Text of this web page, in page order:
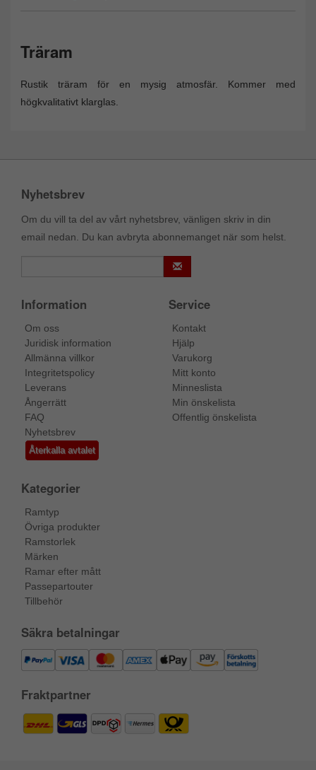
Träram
Rustik träram för en mysig atmosfär. Kommer med
högkvalitativt klarglas.
Nyhetsbrev
Om du vill ta del av vårt nyhetsbrev, vänligen skriv in din
email nedan. Du kan avbryta abonnemanget när som helst.
Information
Om oss
Juridisk information
Allmänna villkor
Integritetspolicy
Leverans
Ångerrätt
FAQ
Nyhetsbrev
Återkalla avtalet
Service
Kontakt
Hjälp
Varukorg
Mitt konto
Minneslista
Min önskelista
Offentlig önskelista
Kategorier
Ramtyp
Övriga produkter
Ramstorlek
Märken
Ramar efter mått
Passepartouter
Tillbehör
Säkra betalningar
Fraktpartner